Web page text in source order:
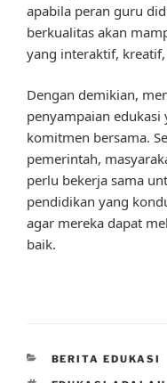
apabila peran guru
berkualitas akan
yang interaktif,
Dengan demikian,
penyampaian
komitmen bersama.
pemerintah,
perlu bekerja sama
pendidikan yang
agar mereka dapat
baik.
CATEGORIES
BERITA EDUKASI